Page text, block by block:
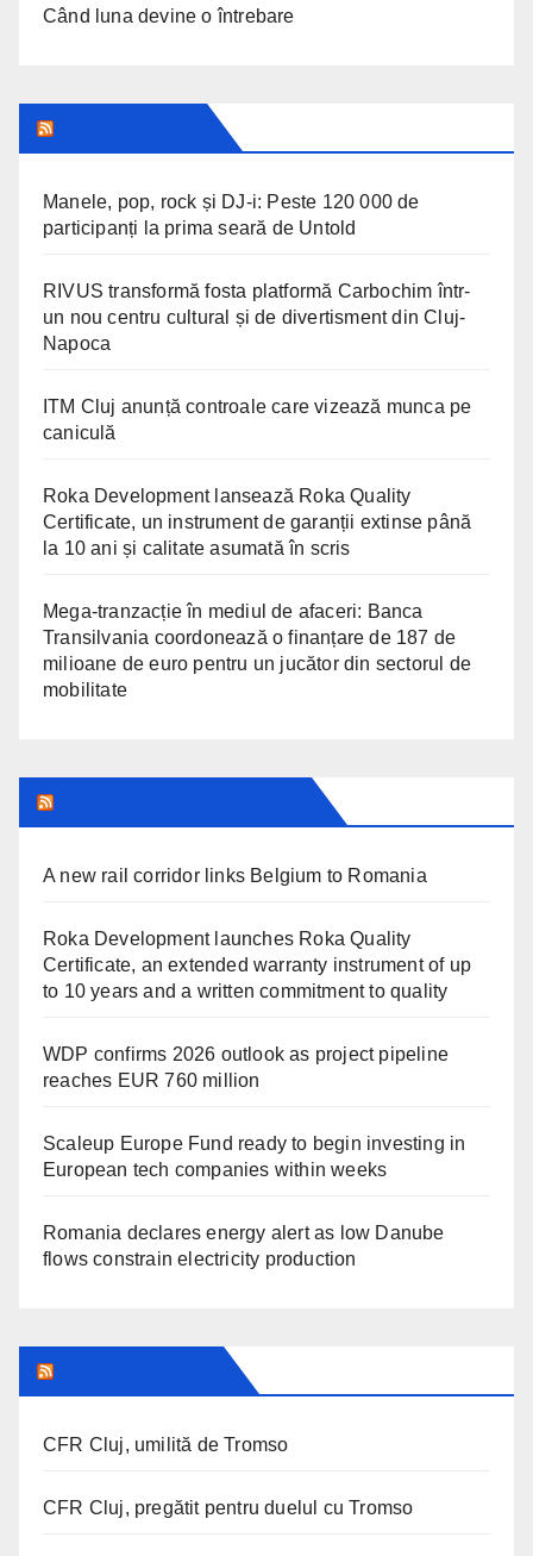
Când luna devine o întrebare
Manele, pop, rock și DJ-i: Peste 120 000 de
participanți la prima seară de Untold
RIVUS transformă fosta platformă Carbochim într-
un nou centru cultural și de divertisment din Cluj-
Napoca
ITM Cluj anunță controale care vizează munca pe
caniculă
Roka Development lansează Roka Quality
Certificate, un instrument de garanții extinse până
la 10 ani și calitate asumată în scris
Mega-tranzacție în mediul de afaceri: Banca
Transilvania coordonează o finanțare de 187 de
milioane de euro pentru un jucător din sectorul de
mobilitate
A new rail corridor links Belgium to Romania
Roka Development launches Roka Quality
Certificate, an extended warranty instrument of up
to 10 years and a written commitment to quality
WDP confirms 2026 outlook as project pipeline
reaches EUR 760 million
Scaleup Europe Fund ready to begin investing in
European tech companies within weeks
Romania declares energy alert as low Danube
flows constrain electricity production
CFR Cluj, umilită de Tromso
CFR Cluj, pregătit pentru duelul cu Tromso